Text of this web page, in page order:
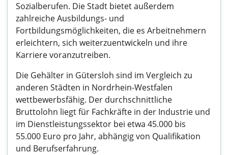
Sozialberufen. Die Stadt bietet außerdem
zahlreiche Ausbildungs- und
Fortbildungsmöglichkeiten, die es Arbeitnehmern
erleichtern, sich weiterzuentwickeln und ihre
Karriere voranzutreiben.
Die Gehälter in Gütersloh sind im Vergleich zu
anderen Städten in Nordrhein-Westfalen
wettbewerbsfähig. Der durchschnittliche
Bruttolohn liegt für Fachkräfte in der Industrie und
im Dienstleistungssektor bei etwa 45.000 bis
55.000 Euro pro Jahr, abhängig von Qualifikation
und Berufserfahrung.